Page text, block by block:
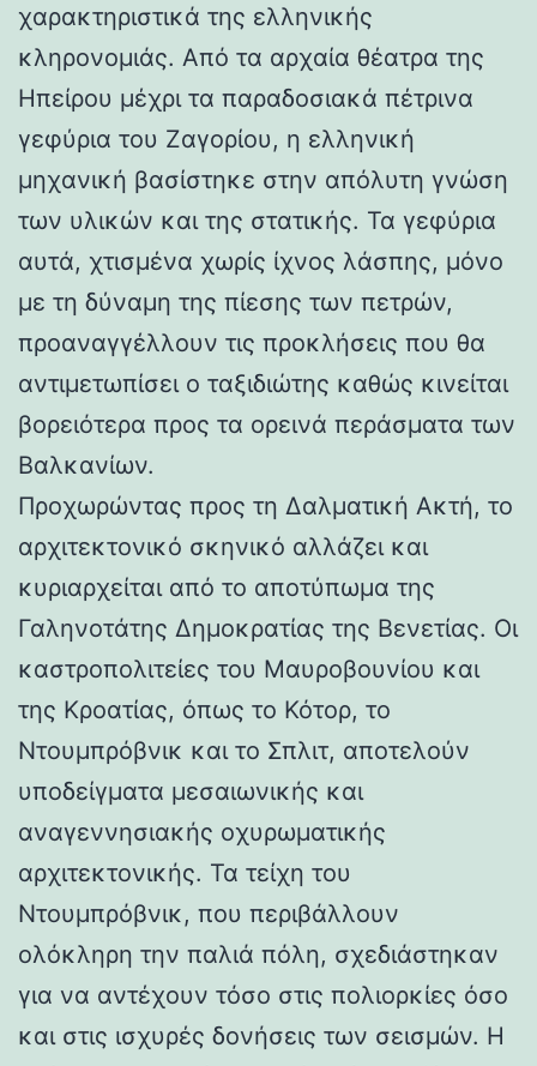
χαρακτηριστικά της ελληνικής
κληρονομιάς. Από τα αρχαία θέατρα της
Ηπείρου μέχρι τα παραδοσιακά πέτρινα
γεφύρια του Ζαγορίου, η ελληνική
μηχανική βασίστηκε στην απόλυτη γνώση
των υλικών και της στατικής. Τα γεφύρια
αυτά, χτισμένα χωρίς ίχνος λάσπης, μόνο
με τη δύναμη της πίεσης των πετρών,
προαναγγέλλουν τις προκλήσεις που θα
αντιμετωπίσει ο ταξιδιώτης καθώς κινείται
βορειότερα προς τα ορεινά περάσματα των
Βαλκανίων.
Προχωρώντας προς τη Δαλματική Ακτή, το
αρχιτεκτονικό σκηνικό αλλάζει και
κυριαρχείται από το αποτύπωμα της
Γαληνοτάτης Δημοκρατίας της Βενετίας. Οι
καστροπολιτείες του Μαυροβουνίου και
της Κροατίας, όπως το Κότορ, το
Ντουμπρόβνικ και το Σπλιτ, αποτελούν
υποδείγματα μεσαιωνικής και
αναγεννησιακής οχυρωματικής
αρχιτεκτονικής. Τα τείχη του
Ντουμπρόβνικ, που περιβάλλουν
ολόκληρη την παλιά πόλη, σχεδιάστηκαν
για να αντέχουν τόσο στις πολιορκίες όσο
και στις ισχυρές δονήσεις των σεισμών. Η